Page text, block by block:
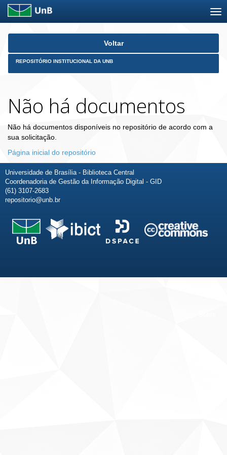
Skip
Voltar
REPOSITÓRIO INSTITUCIONAL DA UNB
Não há documentos
Não há documentos disponíveis no repositório de acordo com a
sua solicitação.
Página inicial do repositório
Universidade de Brasília - Biblioteca Central
Coordenadoria de Gestão da Informação Digital - GID
(61) 3107-2683
repositorio@unb.br